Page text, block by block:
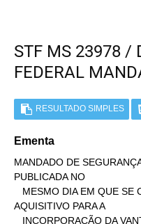
STF MS 23978 /
FEDERAL
RESULTADO SIMPLES
Ementa
MANDADO DE
PUBLICADA NO
AQUISITIVO PARA A